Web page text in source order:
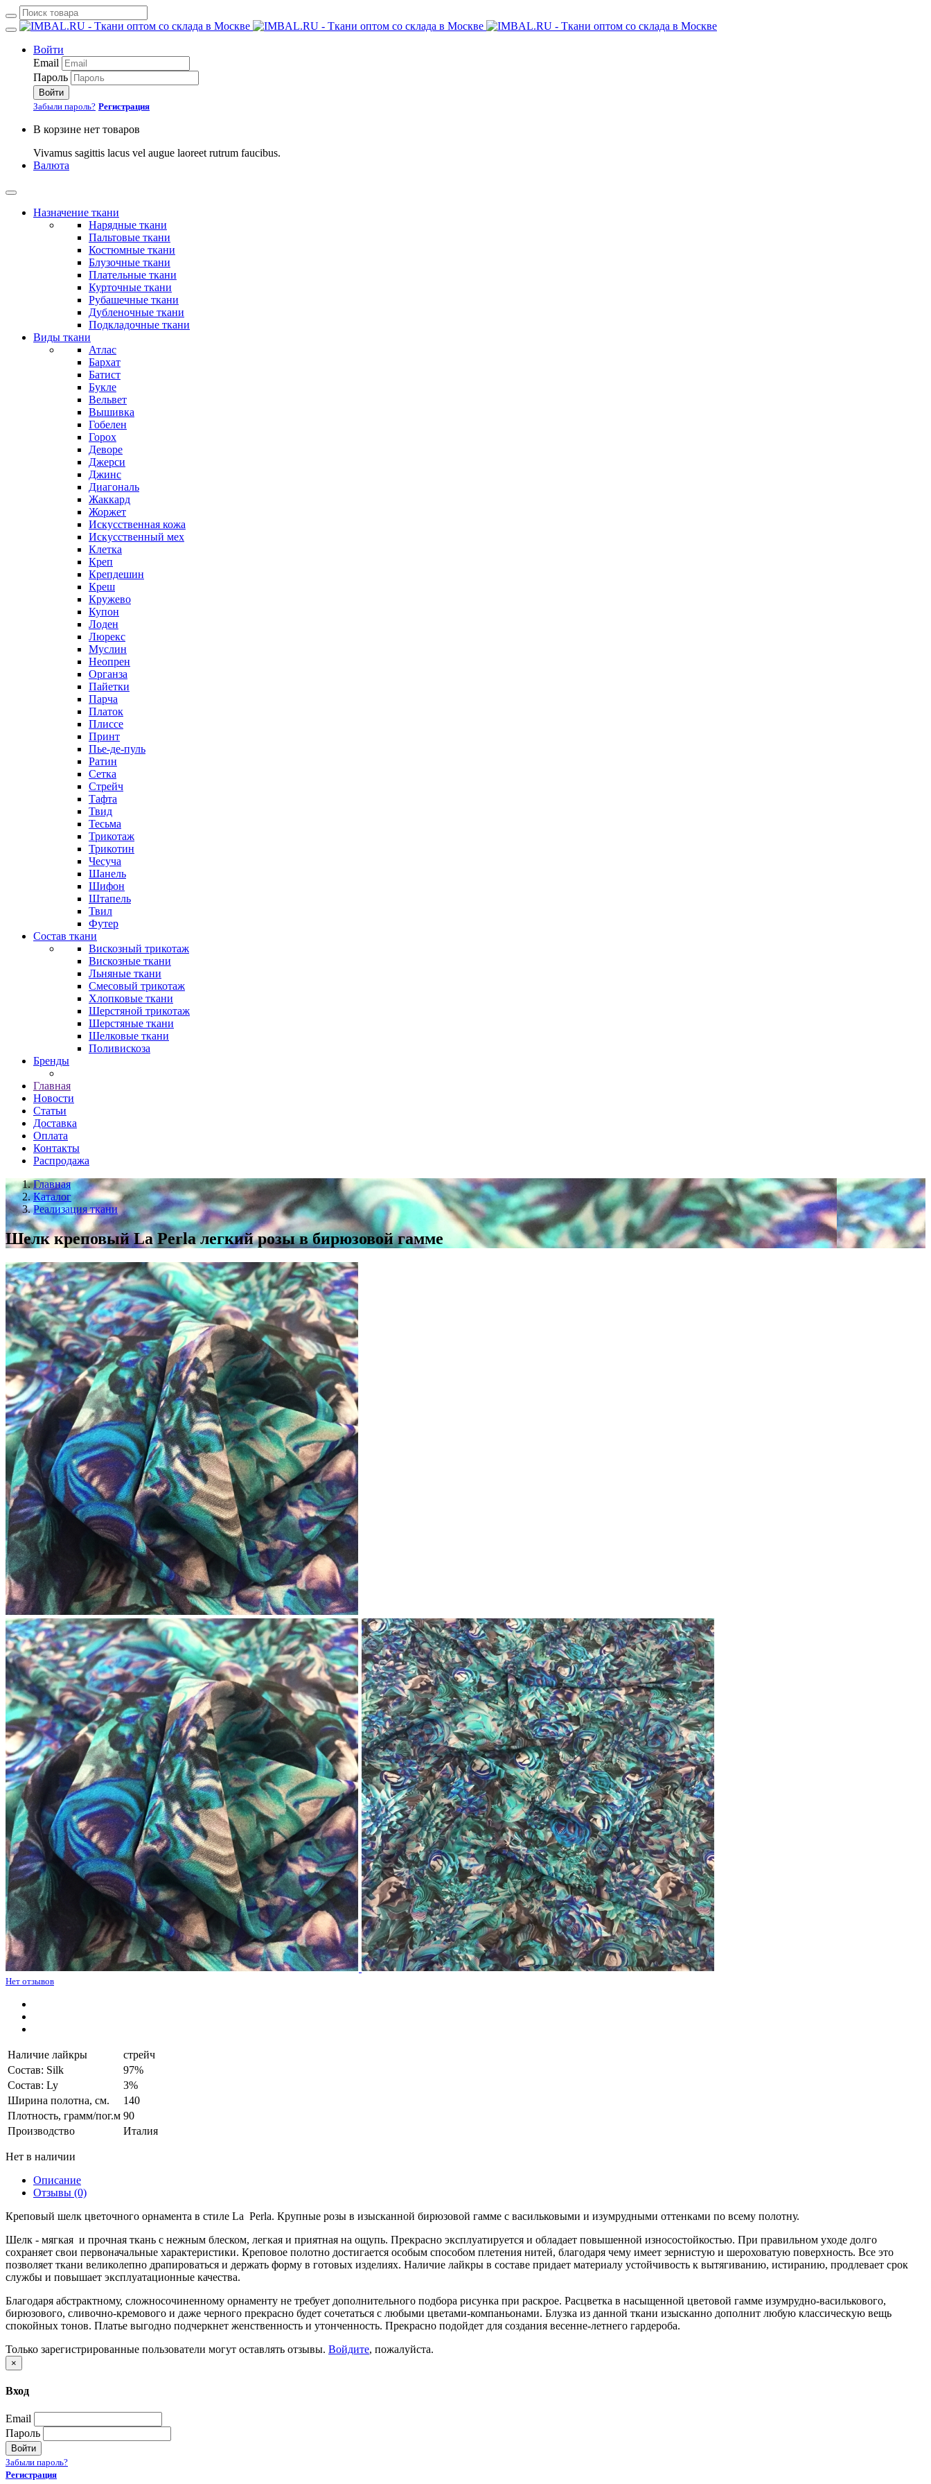
Войти
Email
Пароль
Войти
Забыли пароль? Регистрация
В корзине нет товаров
Vivamus sagittis lacus vel augue laoreet rutrum faucibus.
Валюта
Назначение ткани
Нарядные ткани
Пальтовые ткани
Костюмные ткани
Блузочные ткани
Плательные ткани
Курточные ткани
Рубашечные ткани
Дубленочные ткани
Подкладочные ткани
Виды ткани
Атлас
Бархат
Батист
Букле
Вельвет
Вышивка
Гобелен
Горох
Деворе
Джерси
Джинс
Диагональ
Жаккард
Жоржет
Искусственная кожа
Искусственный мех
Клетка
Креп
Крепдешин
Креш
Кружево
Купон
Лоден
Люрекс
Муслин
Неопрен
Органза
Пайетки
Парча
Платок
Плиссе
Принт
Пье-де-пуль
Ратин
Сетка
Стрейч
Тафта
Твид
Тесьма
Трикотаж
Трикотин
Чесуча
Шанель
Шифон
Штапель
Твил
Футер
Состав ткани
Вискозный трикотаж
Вискозные ткани
Льняные ткани
Смесовый трикотаж
Хлопковые ткани
Шерстяной трикотаж
Шерстяные ткани
Шелковые ткани
Поливискоза
Бренды
Главная
Новости
Статьи
Доставка
Оплата
Контакты
Распродажа
Главная
Каталог
Реализация ткани
Шелк креповый La Perla легкий розы в бирюзовой гамме
Нет отзывов
Наличие лайкры
стрейч
Состав: Silk
97%
Состав: Ly
3%
Ширина полотна, см.
140
Плотность, грамм/пог.м 90
Производство
Италия
Нет в наличии
Описание
Отзывы (0)
Креповый шелк цветочного орнамента в стиле La Perla. Крупные розы в изысканной бирюзовой гамме с васильковыми и изумрудными оттенками по всему полотну.
Шелк - мягкая и прочная ткань c нежным блеском, легкая и приятная на ощупь. Прекрасно эксплуатируется и обладает повышенной износостойкостью. При правильном уходе долго
сохраняет свои первоначальные характеристики. Креповое полотно достигается особым способом плетения нитей, благодаря чему имеет зернистую и шероховатую поверхность. Все это
позволяет ткани великолепно драпироваться и держать форму в готовых изделиях. Наличие лайкры в составе придает материалу устойчивость к вытягиванию, истиранию, продлевает срок
службы и повышает эксплуатационные качества.
Благодаря абстрактному, сложносочиненному орнаменту не требует дополнительного подбора рисунка при раскрое. Расцветка в насыщенной цветовой гамме изумрудно-василькового,
бирюзового, сливочно-кремового и даже черного прекрасно будет сочетаться c любыми цветами-компаньонами. Блузка из данной ткани изысканно дополнит любую классическую вещь
спокойных тонов. Платье выгодно подчеркнет женственность и утонченность. Прекрасно подойдет для создания весенне-летнего гардероба.
Только зарегистрированные пользователи могут оставлять отзывы. Войдите, пожалуйста.
×
Вход
Email
Пароль
Войти
Забыли пароль?
Регистрация